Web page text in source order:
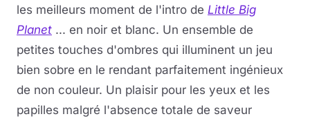
les meilleurs moment de l'intro de Little Big
Planet ... en noir et blanc. Un ensemble de
petites touches d'ombres qui illuminent un jeu
bien sobre en le rendant parfaitement ingénieux
de non couleur. Un plaisir pour les yeux et les
papilles malgré l'absence totale de saveur